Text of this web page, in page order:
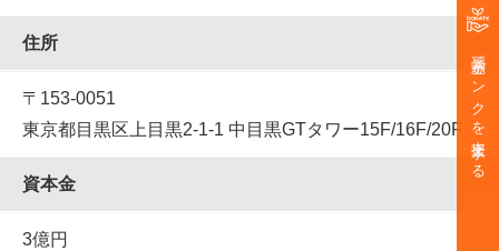
奨学金バンクを支援する
住所
〒153-0051
東京都目黒区上目黒2-1-1 中目黒GTタワー15F/16F/20F
資本金
3億円